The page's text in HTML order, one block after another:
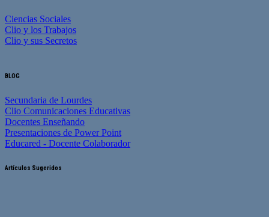
Ciencias Sociales
Clio y los Trabajos
Clio y sus Secretos
BLOG
Secundaria de Lourdes
Clio Comunicaciones Educativas
Docentes Enseñando
Presentaciones de Power Point
Educared - Docente Colaborador
Artículos Sugeridos